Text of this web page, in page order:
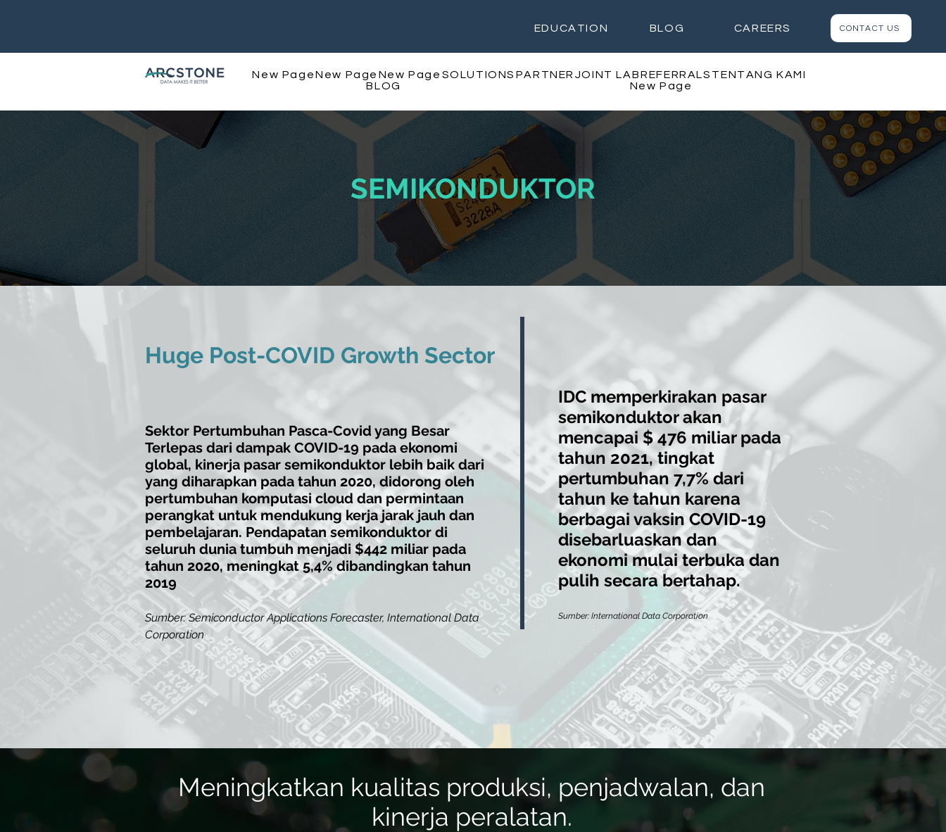
CAREERS
BLOG
EDUCATION CONTACT US
New PageNew Page New Page SOLUTIONS PARTNER JOINT LABREFERRALS TENTANG KAMI
BLOG
New Page
SEMIKONDUKTOR
Huge Post-COVID Growth Sector
IDC memperkirakan pasar
semikonduktor akan
mencapai $ 476 miliar pada
tahun 2021, tingkat
pertumbuhan 7,7% dari
tahun ke tahun karena
berbagai vaksin COVID-19
disebarluaskan dan
ekonomi mulai terbuka dan
pulih secara bertahap.
Sumber: International Data Corporation
Sektor Pertumbuhan Pasca-Covid yang Besar
Terlepas dari dampak COVID-19 pada ekonomi
global, kinerja pasar semikonduktor lebih baik dari
yang diharapkan pada tahun 2020, didorong oleh
pertumbuhan komputasi cloud dan permintaan
perangkat untuk mendukung kerja jarak jauh dan
pembelajaran. Pendapatan semikonduktor di
seluruh dunia tumbuh menjadi $442 miliar pada
tahun 2020, meningkat 5,4% dibandingkan tahun
2019
Sumber: Semiconductor Applications Forecaster, International Data
Corporation
Meningkatkan kualitas produksi, penjadwalan, dan
kinerja peralatan.